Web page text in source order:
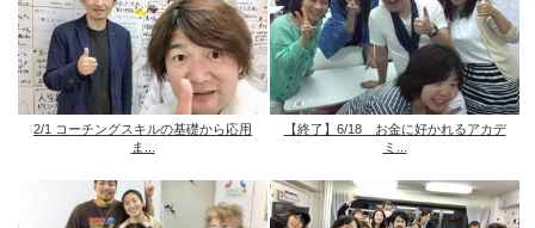
2/1 コーチングスキルの基礎から応用
ま...
【終了】6/18 お金に好かれるアカデ
ミ...